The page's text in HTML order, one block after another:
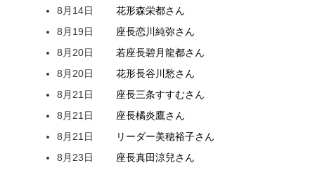
8月14日
花形森栄都さん
8月19日
座長恋川純弥さん
8月20日
若座長碧月龍都さん
8月20日
花形長谷川愁さん
8月21日
座長三条すすむさん
8月21日
座長橘炎鷹さん
8月21日
リーダー美穂裕子さん
8月23日
座長真田涼兒さん